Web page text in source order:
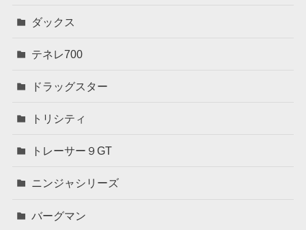
ダックス
テネレ700
ドラッグスター
トリシティ
トレーサー９GT
ニンジャシリーズ
バーグマン